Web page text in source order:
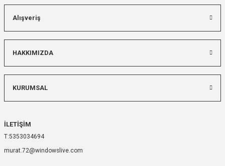
Alışveriş
HAKKIMIZDA
KURUMSAL
İLETİŞİM
5353034694
murat.72@windowslive.com